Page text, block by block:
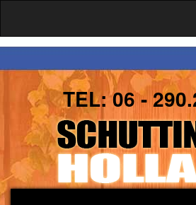
TEL:06 -